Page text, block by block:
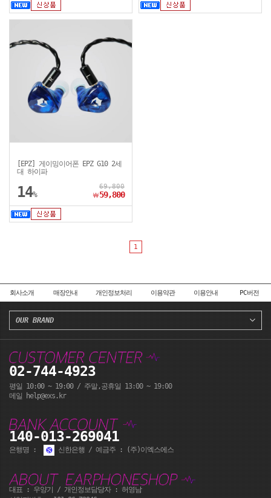
[EPZ] 게이밍이어폰 EPZ G10 2세
대 하이파
14%
69,800
￦59,800
1
회사소개 매장안내 개인정보처리 이용약관 이용안내 PC버전
OUR BRAND
02-744-4923
평일 10:00 ~ 19:00 / 주말,공휴일 13:00 ~ 19:00
메일 help@exs.kr
140-013-269041
은행명 : 신한은행 / 예금주 : (주)이엑스에스
대표 : 우양기 / 개인정보담당자 : 허영남